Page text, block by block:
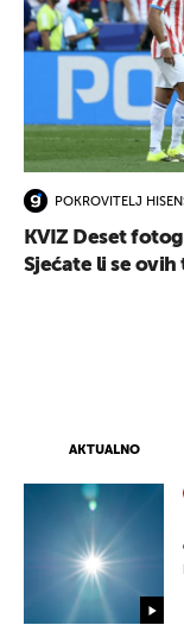
AKTUALNO
POKROVITELJ
KVIZ Deset
Sjećate li se